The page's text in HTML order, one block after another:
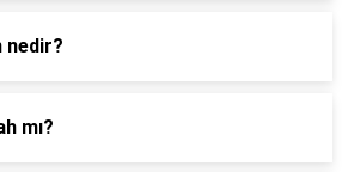
nedir?
mı?